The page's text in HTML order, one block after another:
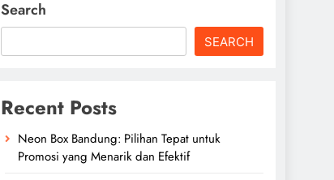
Search
SEARCH
Recent Posts
Neon Box Bandung: Pilihan Tepat untuk
Promosi yang Menarik dan Efektif